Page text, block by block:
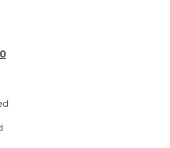
0